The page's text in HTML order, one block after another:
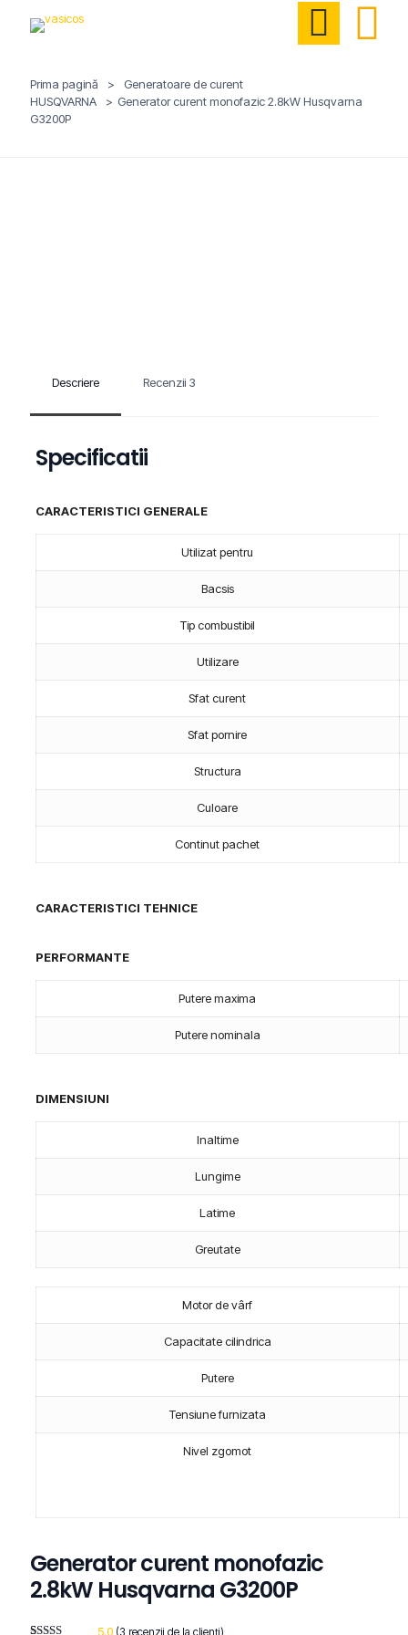
Prima pagină >
Generatoare de curent
HUSQVARNA
> Generator curent monofazic 2.8kW Husqvarna
G3200P
Descriere Recenzii 3
Specificatii
CARACTERISTICI GENERALE
Utilizat pentru
Bacsis
Tip combustibil
Utilizare
Sfat curent
Sfat pornire
Structura
Culoare
Continut pachet
CARACTERISTICI TEHNICE
PERFORMANTE
Putere maxima
Putere nominala
DIMENSIUNI
Inaltime
Lungime
Latime
Greutate
Motor de vârf
Capacitate cilindrica
Putere
Tensiune furnizata
Nivel zgomot
Generator curent monofazic
2.8kW Husqvarna G3200P
5.0 (3 recenzii de la clienți)